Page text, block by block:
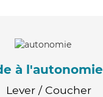
à l'autonomie
Lever / Coucher